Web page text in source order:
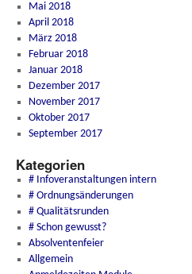
Mai 2018
April 2018
März 2018
Februar 2018
Januar 2018
Dezember 2017
November 2017
Oktober 2017
September 2017
Kategorien
# Infoveranstaltungen intern
# Ordnungsänderungen
# Qualitätsrunden
# Schon gewusst?
Absolventenfeier
Allgemein